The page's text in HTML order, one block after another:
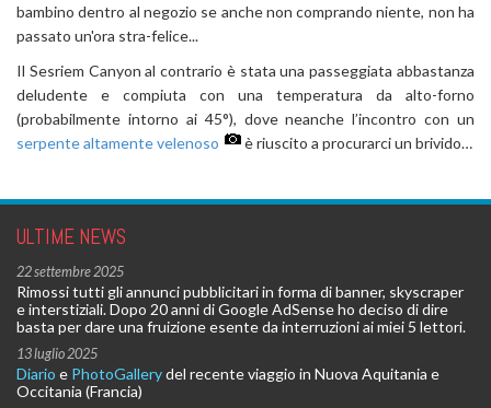
bambino dentro al negozio se anche non comprando niente, non ha
passato un'ora stra-felice...
Il Sesriem Canyon al contrario è stata una passeggiata abbastanza
deludente e compiuta con una temperatura da alto-forno
(probabilmente intorno ai 45°), dove neanche l’incontro con un
serpente altamente velenoso
è riuscito a procurarci un brivido…
ULTIME NEWS
22 settembre 2025
Rimossi tutti gli annunci pubblicitari in forma di banner, skyscraper
e interstiziali. Dopo 20 anni di Google AdSense ho deciso di dire
basta per dare una fruizione esente da interruzioni ai miei 5 lettori.
13 luglio 2025
Diario e PhotoGallerydel recente viaggio in Nuova Aquitania e
Occitania (Francia)